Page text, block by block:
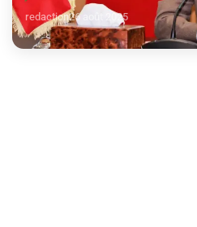
redaction26 août 2025